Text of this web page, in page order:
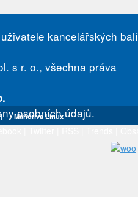
kancelářských
s r. o., všechna práva
osobních údajů.
Mandriva Linux